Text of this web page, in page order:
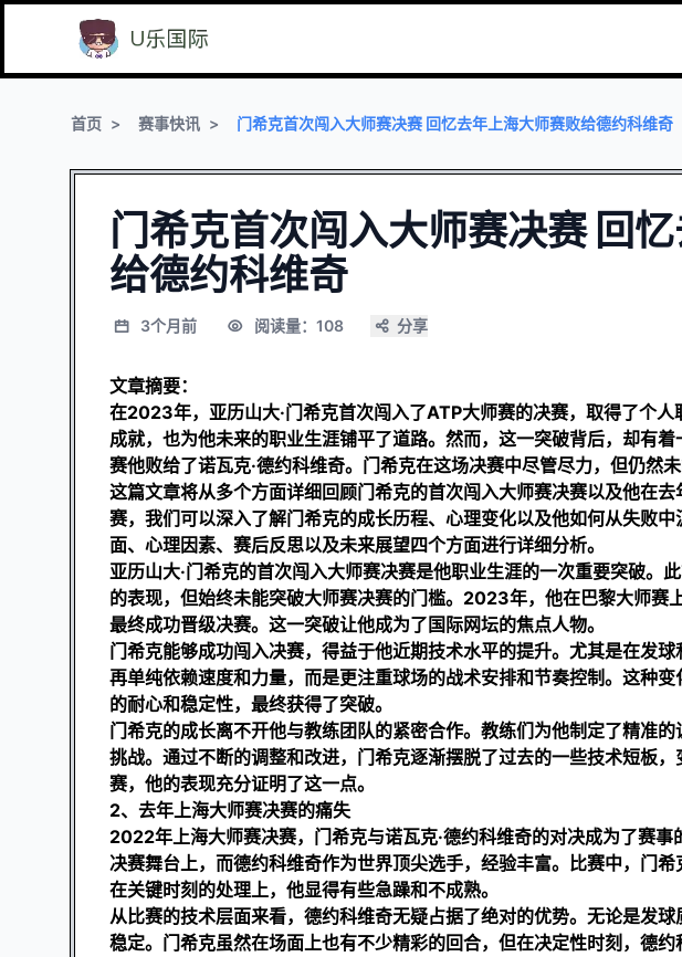
首页 赛事快讯 门希克首次闯入大师赛决赛 回忆去年上海大师赛败给德约科维奇
门希克首次闯入大师赛决赛 回
给德约科维奇
3个月前 阅读量：108 分享
文章摘要：
在2023年，亚历山大·门希克首次闯入了ATP大师赛的决赛，取得了个
成就，也为他未来的职业生涯铺平了道路。然而，这一突破背后，却有
赛他败给了诺瓦克·德约科维奇。门希克在这场决赛中尽管尽力，但仍然
这篇文章将从多个方面详细回顾门希克的首次闯入大师赛决赛以及他在
赛，我们可以深入了解门希克的成长历程、心理变化以及他如何从失败
面、心理因素、赛后反思以及未来展望四个方面进行详细分析。
亚历山大·门希克的首次闯入大师赛决赛是他职业生涯的一次重要突破。
的表现，但始终未能突破大师赛决赛的门槛。2023年，他在巴黎大师赛
最终成功晋级决赛。这一突破让他成为了国际网坛的焦点人物。
门希克能够成功闯入决赛，得益于他近期技术水平的提升。尤其是在发
再单纯依赖速度和力量，而是更注重球场的战术安排和节奏控制。这种
的耐心和稳定性，最终获得了突破。
门希克的成长离不开他与教练团队的紧密合作。教练们为他制定了精准
挑战。通过不断的调整和改进，门希克逐渐摆脱了过去的一些技术短板
赛，他的表现充分证明了这一点。
2、去年上海大师赛决赛的痛失
2022年上海大师赛决赛，门希克与诺瓦克·德约科维奇的对决成为了赛
决赛舞台上，而德约科维奇作为世界顶尖选手，经验丰富。比赛中，门
在关键时刻的处理上，他显得有些急躁和不成熟。
从比赛的技术层面来看，德约科维奇无疑占据了绝对的优势。无论是发
稳定。门希克虽然在场面上也有不少精彩的回合，但在决定性时刻，德